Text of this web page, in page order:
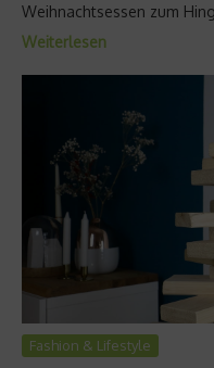
Weihnachtsessen zum
Weiterlesen
Fashion & Lifestyle